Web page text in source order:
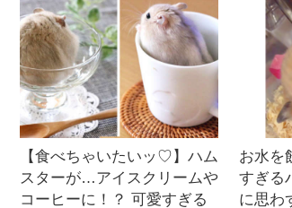
【食べちゃいたいッ♡】ハム
スターが…アイスクリームや
コーヒーに！？ 可愛すぎる
お水を
すぎる
に思わ